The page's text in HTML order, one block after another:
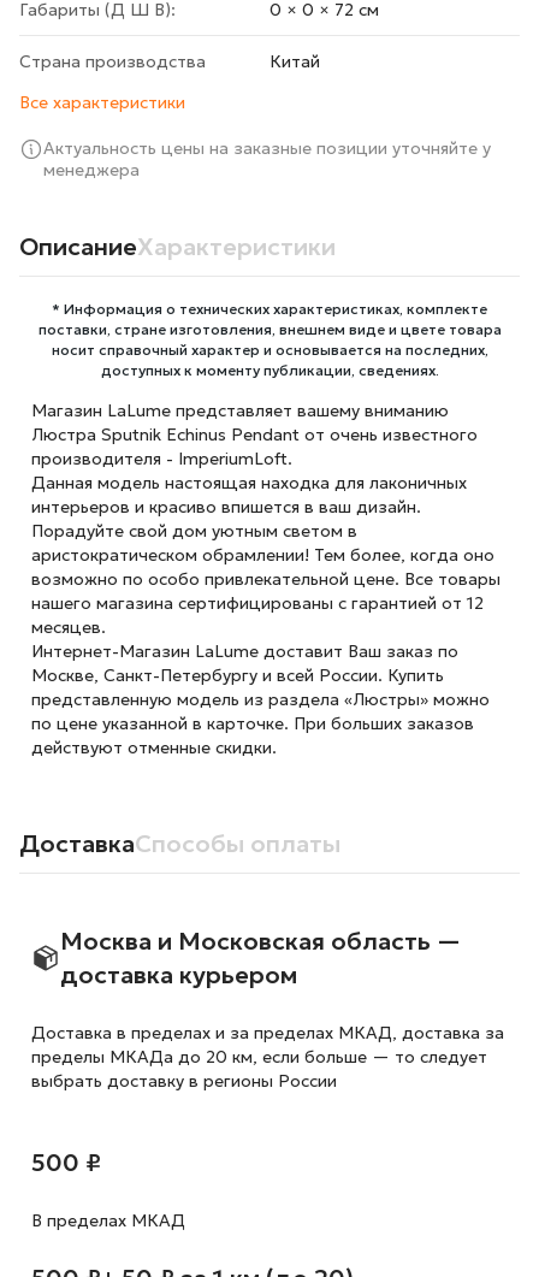
Габариты (Д Ш В): 0 × 0 × 72 cм
Страна производства
Китай
Все характеристики
Актуальность цены на заказные позиции уточняйте у
менеджера
ОписаниеХарактеристики
* Информация о технических характеристиках, комплекте
поставки, стране изготовления, внешнем виде и цвете товара
носит справочный характер и основывается на последних,
доступных к моменту публикации, сведениях.
Магазин LaLume представляет вашему вниманию
Люстра Sputnik Echinus Pendant от очень известного
производителя - ImperiumLoft.
Данная модель настоящая находка для лаконичных
интерьеров и красиво впишется в ваш дизайн.
Порадуйте свой дом уютным светом в
аристократическом обрамлении! Тем более, когда оно
возможно по особо привлекательной цене. Все товары
нашего магазина сертифицированы с гарантией от 12
месяцев.
Интернет-Магазин LaLume доставит Ваш заказ по
Москве, Санкт-Петербургу и всей России. Купить
представленную модель из раздела «Люстры» можно
по цене указанной в карточке. При больших заказов
действуют отменные скидки.
ДоставкаСпособы оплаты
Москва и Московская область —
доставка курьером
Доставка в пределах и за пределах МКАД, доставка за
пределы МКАДа до 20 км, если больше — то следует
выбрать доставку в регионы России
500 ₽
В пределах МКАД